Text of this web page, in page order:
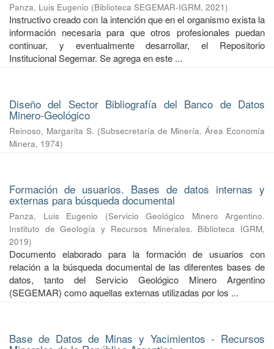
Panza, Luis Eugenio (Biblioteca SEGEMAR-IGRM, 2021)
Instructivo creado con la intención que en el organismo exista la
información necesaria para que otros profesionales puedan
continuar, y eventualmente desarrollar, el Repositorio
Institucional Segemar. Se agrega en este ...
Diseño del Sector Bibliografía del Banco de Datos
Minero-Geológico
Reinoso, Margarita S. (Subsecretaría de Minería. Área Economía
Minera, 1974)
Formación de usuarios. Bases de datos internas y
externas para búsqueda documental
Panza, Luis Eugenio (Servicio Geológico Minero Argentino.
Instituto de Geología y Recursos Minerales. Biblioteca IGRM,
2019)
Documento elaborado para la formación de usuarios con
relación a la búsqueda documental de las diferentes bases de
datos, tanto del Servicio Geológico Minero Argentino
(SEGEMAR) como aquellas externas utilizadas por los ...
Base de Datos de Minas y Yacimientos - Recursos